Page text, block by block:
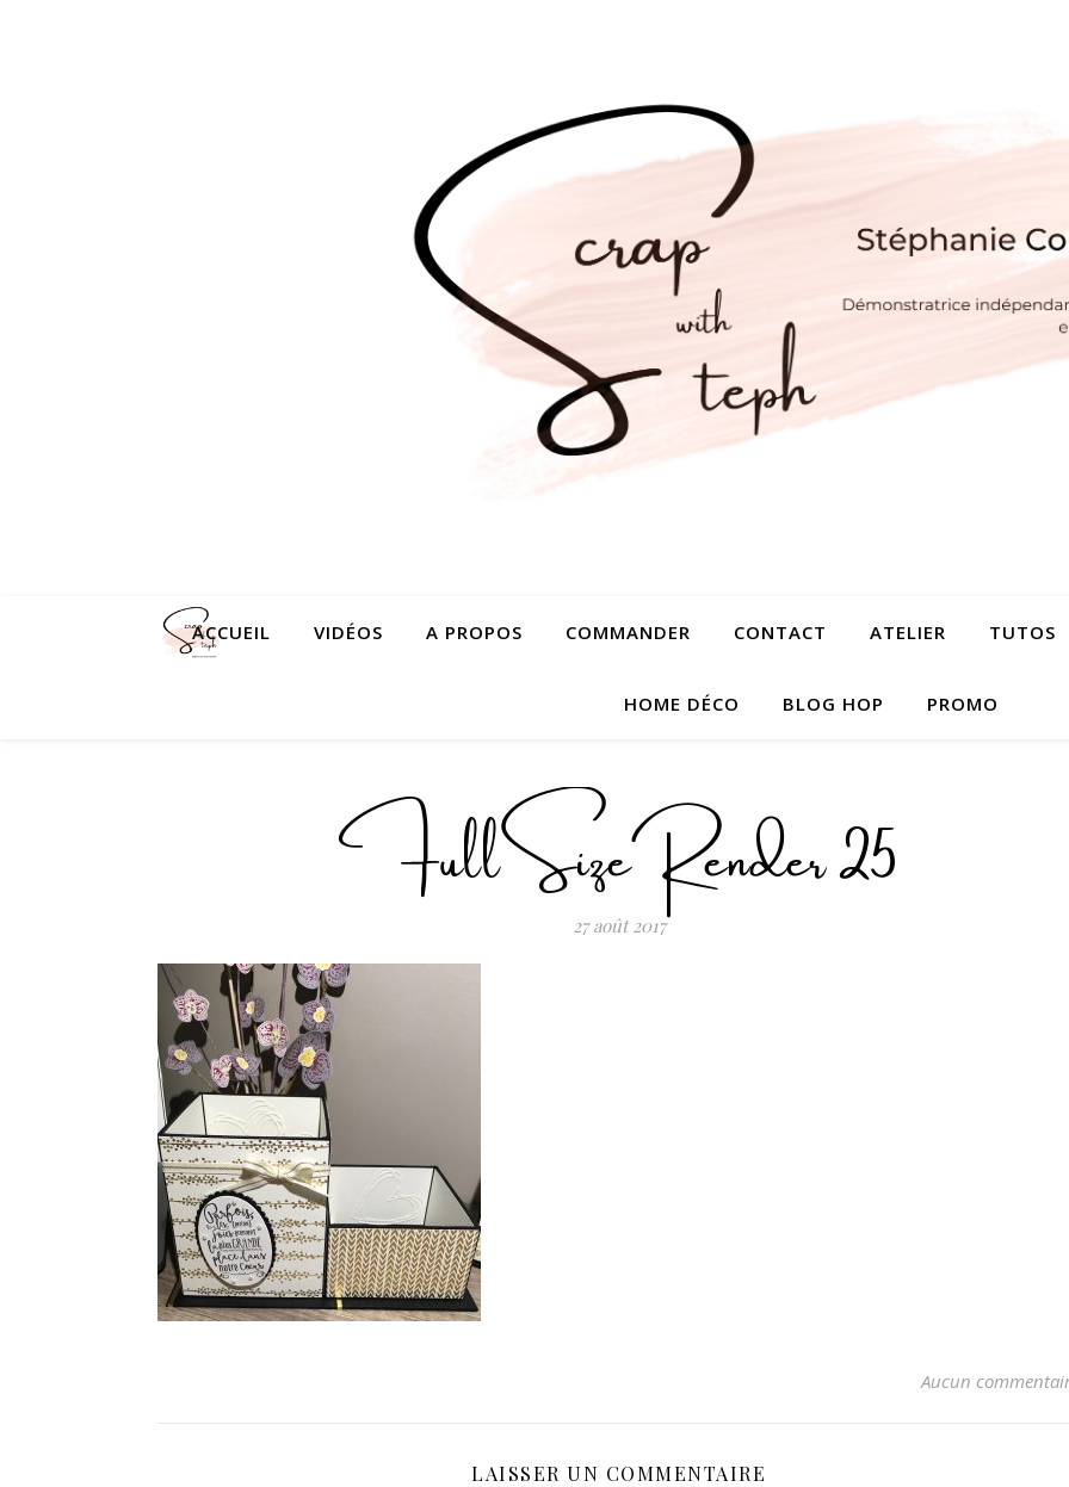
ACCUEIL VIDÉOS A PROPOS COMMANDER CONTACT ATELIER TUTOS
HOME DÉCO BLOG HOP PROMO
FullSizeRender 25
27 août 2017
Aucun
LAISSER UN COMMENTAIRE